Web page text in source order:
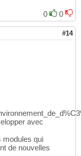
0
0
#14
avec
modules qui
de nouvelles